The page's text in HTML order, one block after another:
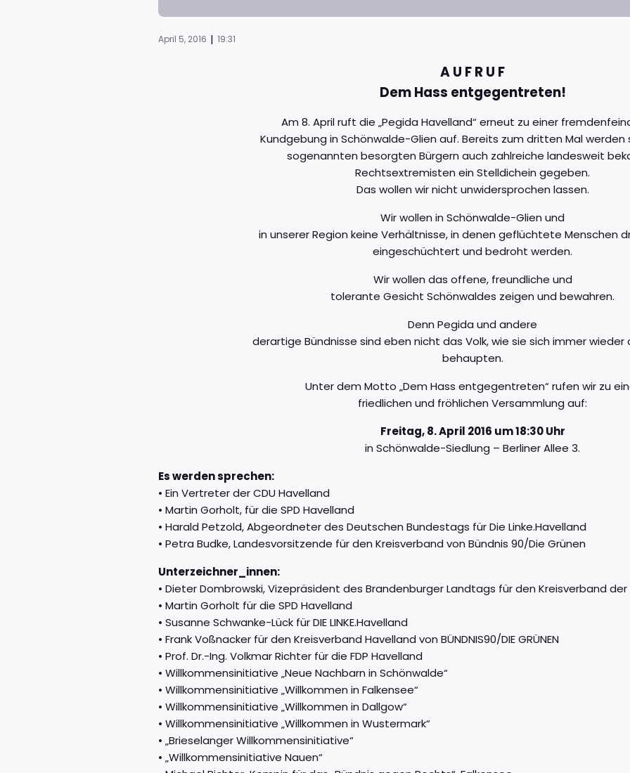
April 5, 2016 | 19:31
A U F R U F
Dem Hass entgegentreten!
Am 8. April ruft die „Pegida Havelland“ erneut zu einer
Kundgebung in Schönwalde-Glien auf. Bereits zum dritten Mal werden
sogenannten besorgten Bürgern auch zahlreiche landesweit
Rechtsextremisten ein Stelldichein gegeben.
Das wollen wir nicht unwidersprochen lassen.
Wir wollen in Schönwalde-Glien und
in unserer Region keine Verhältnisse, in denen geflüchtete Menschen
eingeschüchtert und bedroht werden.
Wir wollen das offene, freundliche und
tolerante Gesicht Schönwaldes zeigen und bewahren.
Denn Pegida und andere
derartige Bündnisse sind eben nicht das Volk, wie sie sich immer wieder
behaupten.
Unter dem Motto „Dem Hass entgegentreten“ rufen wir zu
friedlichen und fröhlichen Versammlung auf:
Freitag, 8. April 2016 um 18:30 Uhr
in Schönwalde-Siedlung – Berliner Allee 3.
Es werden sprechen:
• Ein Vertreter der CDU Havelland
• Martin Gorholt, für die SPD Havelland
• Harald Petzold, Abgeordneter des Deutschen Bundestags für Die Linke.Havelland
• Petra Budke, Landesvorsitzende für den Kreisverband von Bündnis 90/Die Grünen
Unterzeichner_innen:
• Dieter Dombrowski, Vizepräsident des Brandenburger Landtags für den Kreisverband der
• Martin Gorholt für die SPD Havelland
• Susanne Schwanke-Lück für DIE LINKE.Havelland
• Frank Voßnacker für den Kreisverband Havelland von BÜNDNIS90/DIE GRÜNEN
• Prof. Dr.-Ing. Volkmar Richter für die FDP Havelland
• Willkommensinitiative „Neue Nachbarn in Schönwalde“
• Willkommensinitiative „Willkommen in Falkensee“
• Willkommensinitiative „Willkommen in Dallgow“
• Willkommensinitiative „Willkommen in Wustermark“
• „Brieselanger Willkommensinitiative“
• „Willkommensinitiative Nauen“